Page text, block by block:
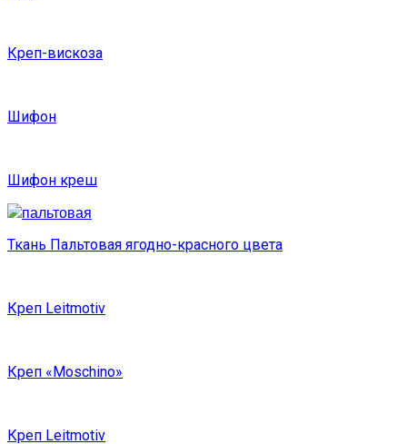
Креп-вискоза
Шифон
Шифон креш
Ткань Пальтовая ягодно-красного цвета
Креп Leitmotiv
Креп «Moschino»
Креп Leitmotiv